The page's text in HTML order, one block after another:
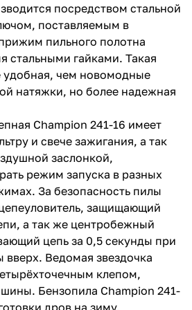
посредством стальной
поставляемым в
пильного полотна
стальными гайками. Такая
удобная, чем новомодные
натяжки, но более надежная
Champion 241-16 имеет
и свече зажигания, а так
заслонкой,
режим запуска в разных
За безопасность пилы
защищающий
а так же центробежный
цепь за 0,5 секунды при
Ведомая звездочка
клепом,
Бензопила Champion 241-
дров на зиму,